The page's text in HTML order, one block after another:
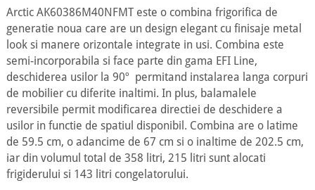
Arctic AK60386M40NFMT este o combina frigorifica de
generatie noua care are un design elegant cu finisaje metal
look si manere orizontale integrate in usi. Combina este
semi-incorporabila si face parte din gama EFI Line,
deschiderea usilor la 90º permitand instalarea langa corpuri
de mobilier cu diferite inaltimi. In plus, balamalele
reversibile permit modificarea directiei de deschidere a
usilor in functie de spatiul disponibil. Combina are o latime
de 59.5 cm, o adancime de 67 cm si o inaltime de 202.5 cm,
iar din volumul total de 358 litri, 215 litri sunt alocati
frigiderului si 143 litri congelatorului.